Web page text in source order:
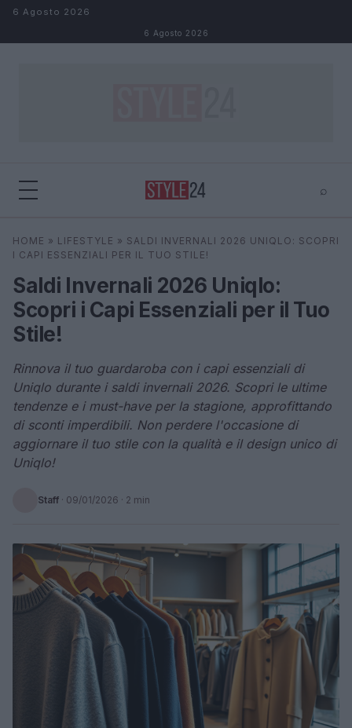
Salta al contenuto
6 Agosto 2026
6 Agosto 2026
⌕
Cerca ⌕ ×
HOME » LIFESTYLE » SALDI INVERNALI 2026 UNIQLO: SCOPRI
I CAPI ESSENZIALI PER IL TUO STILE!
Saldi Invernali 2026 Uniqlo:
Scopri i Capi Essenziali per il Tuo
Stile!
Rinnova il tuo guardaroba con i capi essenziali di
Uniqlo durante i saldi invernali 2026. Scopri le ultime
tendenze e i must-have per la stagione, approfittando
di sconti imperdibili. Non perdere l'occasione di
aggiornare il tuo stile con la qualità e il design unico di
Uniqlo!
Staff · 09/01/2026 · 2 min